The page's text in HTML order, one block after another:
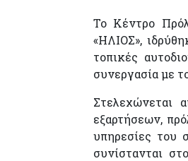
Το Κέντρο
«ΗΛΙΟΣ»,
τοπικές
συνεργασία με
Στελεχώνεται
εξαρτήσεων,
υπηρεσίες του
συνίστανται